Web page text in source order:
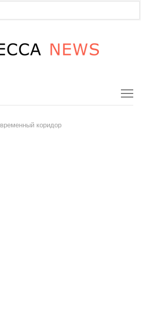
временный коридор